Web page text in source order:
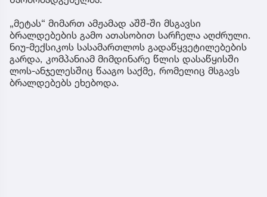
„მეტას“ მიმართ ამჟამად აშშ-ში მსგავსი
ბრალდებების გამო ათასობით სარჩელა აღძრული.
ნიუ-მექსიკოს სასამართლოს გადაწყვეტილებების
გარდა, კომპანიამ მიმდინარე წლის დასაწყისში
ლოს-ანჯელესშიც წააგო საქმე, რომელიც მსგავს
ბრალდებებს ეხებოდა.